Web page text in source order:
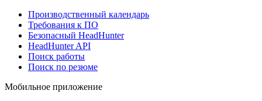
Производственный календарь
Требования к ПО
Безопасный HeadHunter
HeadHunter API
Поиск работы
Поиск по резюме
Мобильное приложение